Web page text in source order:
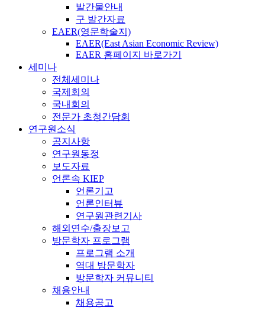
발간물안내
구 발간자료
EAER(영문학술지)
EAER(East Asian Economic Review)
EAER 홈페이지 바로가기
세미나
전체세미나
국제회의
국내회의
전문가 초청간담회
연구원소식
공지사항
연구원동정
보도자료
언론속 KIEP
언론기고
언론인터뷰
연구원관련기사
해외연수/출장보고
방문학자 프로그램
프로그램 소개
역대 방문학자
방문학자 커뮤니티
채용안내
채용공고